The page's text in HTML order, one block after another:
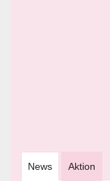
News Aktion